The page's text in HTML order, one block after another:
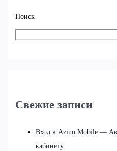
Поиск
Свежие записи
Вход в Azino Mobile —
кабинету